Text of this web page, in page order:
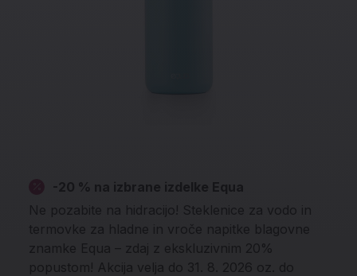
-20 % na izbrane izdelke Equa
Ne pozabite na hidracijo! Steklenice za vodo in
termovke za hladne in vroče napitke blagovne
znamke Equa – zdaj z ekskluzivnim 20%
popustom! Akcija velja do 31. 8. 2026 oz. do